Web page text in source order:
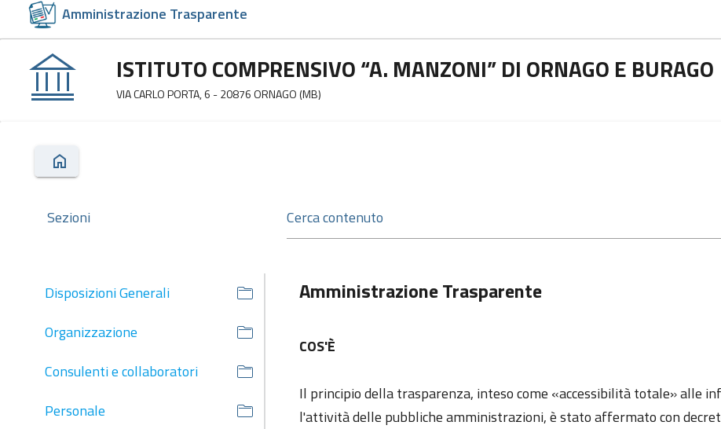
Amministrazione Trasparente
ISTITUTO COMPRENSIVO “A. MANZONI” DI ORNAGO E BURAGO
VIA CARLO PORTA, 6 - 20876 ORNAGO (MB)
Sezioni
Disposizioni Generali
Organizzazione
Consulenti e collaboratori
Personale
Amministrazione Trasparente
COS'È
Il principio della trasparenza, inteso come «accessibilità totale» alle
l'attività delle pubbliche amministrazioni, è stato affermato con